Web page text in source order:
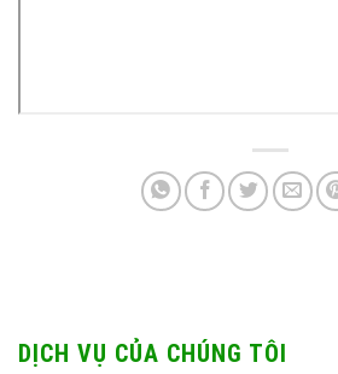
DỊCH VỤ CỦA CHÚNG TÔI